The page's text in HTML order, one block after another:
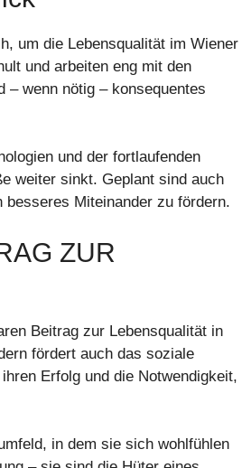
um die Lebensqualität im Wiener
und arbeiten eng mit den
– wenn nötig – konsequentes
und der fortlaufenden
weiter sinkt. Geplant sind auch
Miteinander zu fördern.
ZUR
Beitrag zur Lebensqualität in
fördert auch das soziale
Erfolg und die Notwendigkeit,
in dem sie sich wohlfühlen